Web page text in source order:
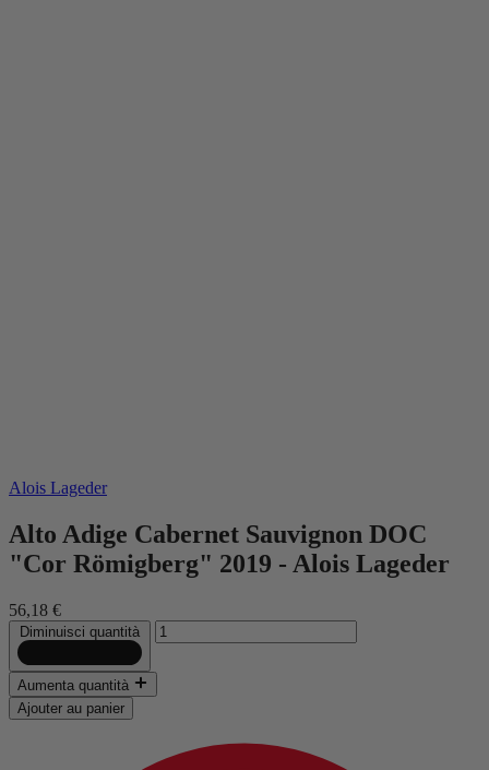
Alois Lageder
Alto Adige Cabernet Sauvignon DOC
"Cor Römigberg" 2019 - Alois Lageder
56,18 €
Diminuisci quantità
Aumenta quantità
Ajouter au panier